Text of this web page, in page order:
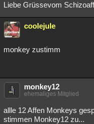
Liebe Grüssevom
coolejule
monkey zustimm
monkey12
ehemaliges Mitglied
allle 12 Affen Monkeys
stimmen Monkey12 zu...